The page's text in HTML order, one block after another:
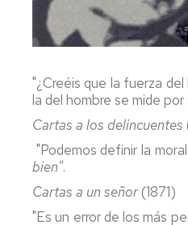
y
créditos
Títulos
y
"¿Creéis que la fuerza
la del hombre se mide
Cartas a los delincuentes
"Podemos definir la
bien".
Cartas a un señor(1871)
"Es un error de los más